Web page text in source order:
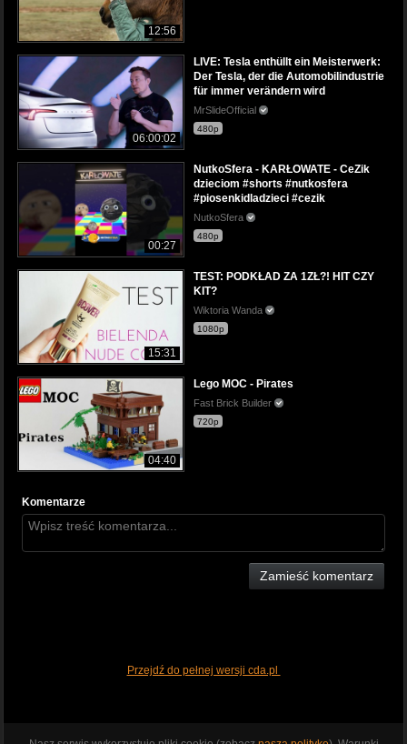
12:56
06:00:02
LIVE: Tesla enthüllt ein Meisterwerk:
Der Tesla, der die Automobilindustrie
für immer verändern wird
MrSlideOfficial
480p
00:27
NutkoSfera - KARŁOWATE - CeZik
dzieciom #shorts #nutkosfera
#piosenkidladzieci #cezik
NutkoSfera
480p
15:31
TEST: PODKŁAD ZA 1ZŁ?! HIT CZY
KIT?
Wiktoria Wanda
1080p
04:40
Lego MOC - Pirates
Fast Brick Builder
720p
Komentarze
Zamieść komentarz
Przejdź do pełnej wersji cda.pl